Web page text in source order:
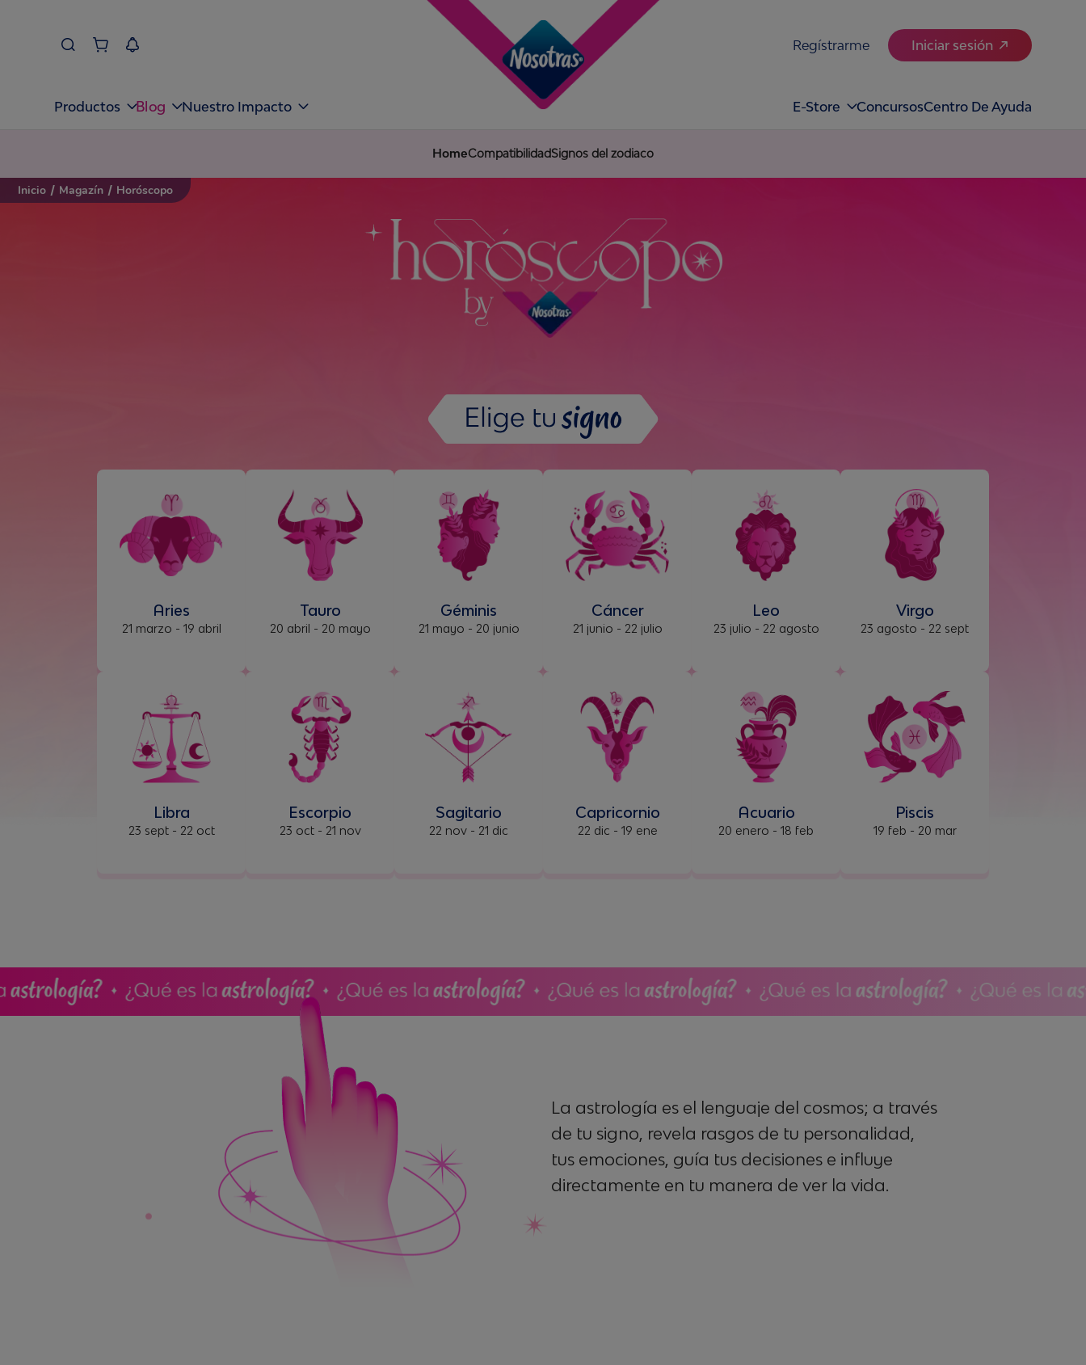
Regístrarme Iniciar sesión
Productos Blog Nuestro Impacto E-Store ConcursosCentro De Ayuda
HomeCompatibilidadSignos del zodiaco
Inicio / Magazín / Horóscopo
Aries
21 marzo - 19 abril
Tauro
20 abril - 20 mayo
Géminis
21 mayo - 20 junio
Cáncer
21 junio - 22 julio
Leo
23 julio - 22 agosto
Virgo
23 agosto - 22 sept
Libra
23 sept - 22 oct
Escorpio
23 oct - 21 nov
Sagitario
22 nov - 21 dic
Capricornio
22 dic - 19 ene
Acuario
20 enero - 18 feb
Piscis
19 feb - 20 mar
La astrología es el lenguaje del cosmos; a través
de tu signo, revela rasgos de tu personalidad,
tus emociones, guía tus decisiones e influye
directamente en tu manera de ver la vida.